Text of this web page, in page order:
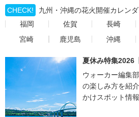
CHECK!
九州・沖縄の花火開催カレン
福岡
佐賀 長崎
宮崎
鹿児島 沖縄
夏休み特集2026
ウォーカー編集
の楽しみ方を紹
かけスポット情